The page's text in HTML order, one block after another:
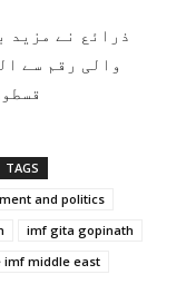
ذرائع نے مزید
والی رقم سے
TAGS
and politics
imf gita gopinath
imf middle east